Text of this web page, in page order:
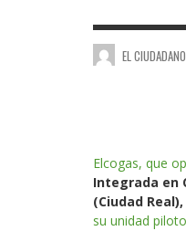
EL CIUDADANO
Elcogas, que
Integrada en
(Ciudad Real),
su unidad